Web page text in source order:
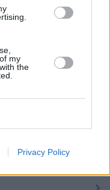
my
the
Privacy Policy